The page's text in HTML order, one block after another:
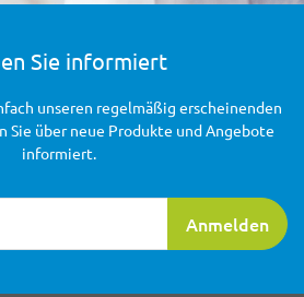
Sie informiert
Anmelden
unseren regelmäßig erscheinenden
Sie über neue Produkte und Angebote
informiert.